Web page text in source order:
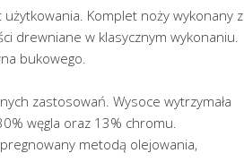
Komplet noży wykonany z
drewniane w klasycznym wykonaniu.
bukowego.
zastosowań. Wysoce wytrzymała
węgla oraz 13% chromu.
metodą olejowania,